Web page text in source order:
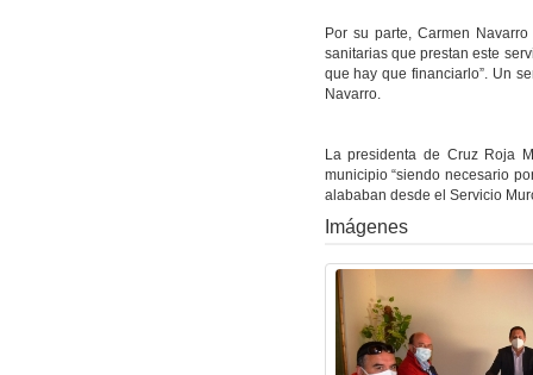
Por su parte, Carmen
sanitarias que prestan este
que hay que financiarlo”. Un
Navarro.
La presidenta de Cruz Roja
municipio “siendo necesario
alababan desde el Servicio
Imágenes